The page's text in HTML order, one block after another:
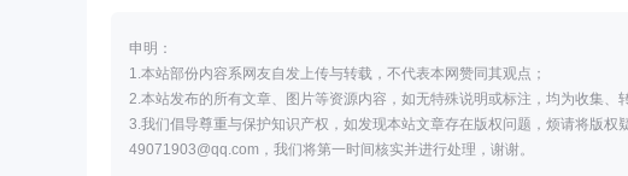
申明：
1.本站部份内容系网友自发上传与转载，不代表本网赞同其观点；
2.本站发布的所有文章、图片等资源内容，如无特殊说明或标注，均为收集、
3.我们倡导尊重与保护知识产权，如发现本站文章存在版权问题，烦请将版
49071903@qq.com，我们将第一时间核实并进行处理，谢谢。